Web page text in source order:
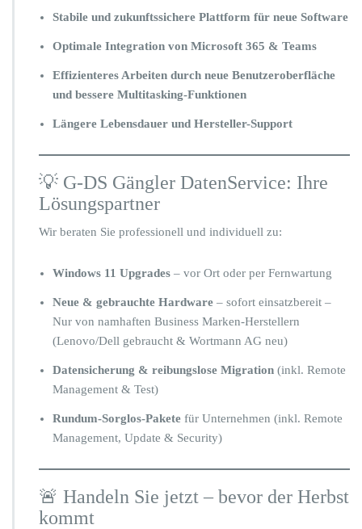
Stabile und zukunftssichere Plattform für neue Software
Optimale Integration von Microsoft 365 & Teams
Effizienteres Arbeiten durch neue Benutzeroberfläche
und bessere Multitasking-Funktionen
Längere Lebensdauer und Hersteller-Support
💡 G-DS Gängler DatenService: Ihre
Lösungspartner
Wir beraten Sie professionell und individuell zu:
Windows 11 Upgrades – vor Ort oder per Fernwartung
Neue & gebrauchte Hardware – sofort einsatzbereit –
Nur von namhaften Business Marken-Herstellern
(Lenovo/Dell gebraucht & Wortmann AG neu)
Datensicherung & reibungslose Migration (inkl. Remote
Management & Test)
Rundum-Sorglos-Pakete für Unternehmen (inkl. Remote
Management, Update & Security)
🚨 Handeln Sie jetzt – bevor der Herbst
kommt